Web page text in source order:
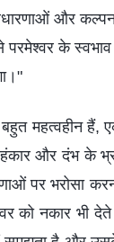
और
परमेश्वर के
महत्वहीन हैं,
और दंभ के
पर भरोसा
को नकार भी देते